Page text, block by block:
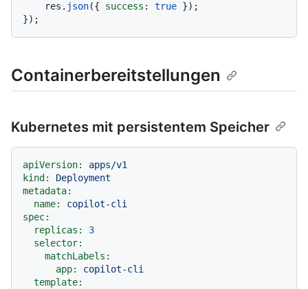
    res.
json({ success : true });
Containerbereitstellungen
Kubernetes mit persistentem Speicher
apiVersion:
apps/v1
kind:
Deployment
metadata:
name:
copilot-cli
spec:
replicas:
3
selector:
matchLabels:
app:
copilot-cli
template: